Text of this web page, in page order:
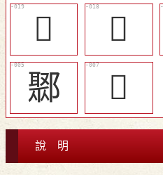
󶉱
󶉰
鄹
󶉦
說 明